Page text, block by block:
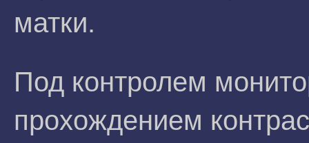
матки.
Под контролем
прохождением